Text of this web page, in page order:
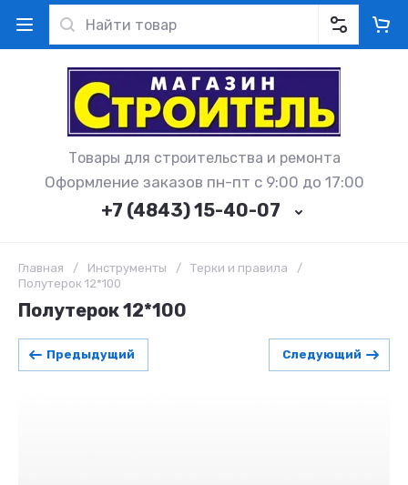
Товары для строительства и ремонта
Оформление заказов пн-пт с 9:00 до 17:00
+7 (4843) 15-40-07
Главная / Инструменты / Терки и правила
/
Полутерок 12*100
Полутерок 12*100
Предыдущий Следующий